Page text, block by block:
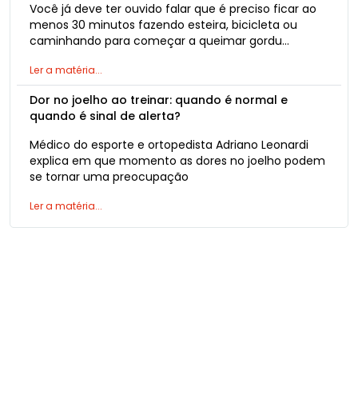
Você já deve ter ouvido falar que é preciso ficar ao
menos 30 minutos fazendo esteira, bicicleta ou
caminhando para começar a queimar gordu…
Ler a matéria...
Dor no joelho ao treinar: quando é normal e
quando é sinal de alerta?
Médico do esporte e ortopedista Adriano Leonardi
explica em que momento as dores no joelho podem
se tornar uma preocupação
Ler a matéria...